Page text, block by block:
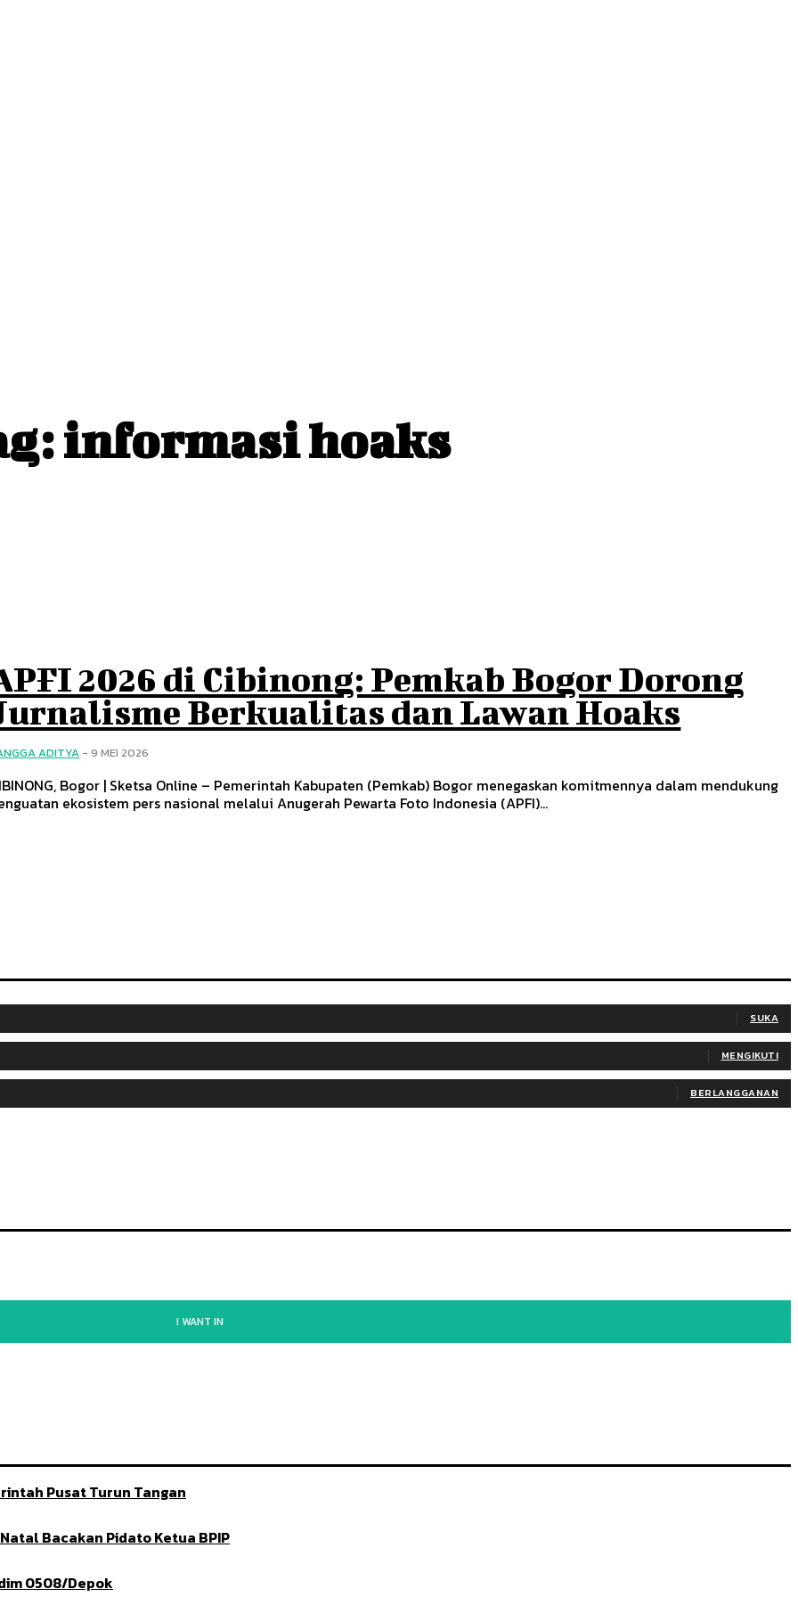
informasi hoaks
2026 di Cibinong: Pemkab Bogor Dorong
Berkualitas dan Lawan Hoaks
ADITYA - 9 MEI 2026
Bogor | Sketsa Online – Pemerintah Kabupaten (Pemkab) Bogor menegaskan komitmennya dalam mendukung
ekosistem pers nasional melalui Anugerah Pewarta Foto Indonesia (APFI)...
SUKA
MENGIKUTI
BERLANGGANAN
I WANT IN
Pusat Turun Tangan
Bacakan Pidato Ketua BPIP
0508/Depok